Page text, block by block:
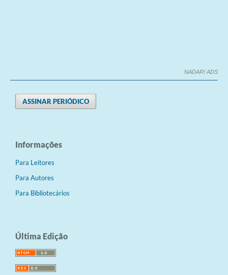
NADAR! ADS
ASSINAR PERIÓDICO
Informações
Para Leitores
Para Autores
Para Bibliotecários
Última Edição